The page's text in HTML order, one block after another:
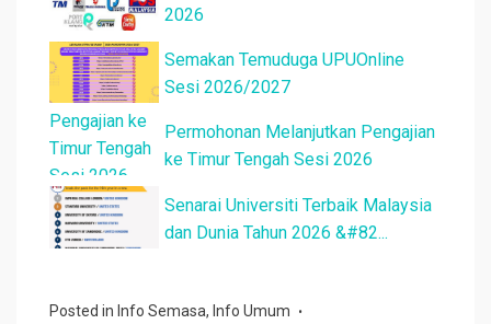
2026
Semakan Temuduga UPUOnline
Sesi 2026/2027
Permohonan Melanjutkan Pengajian
ke Timur Tengah Sesi 2026
Senarai Universiti Terbaik Malaysia
dan Dunia Tahun 2026 &#82...
Posted in Info Semasa, Info Umum